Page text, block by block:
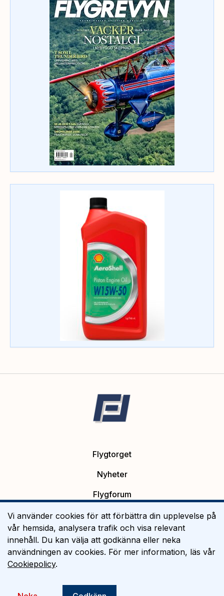
Flygtorget
Nyheter
Flygforum
Platsannonser
Flygutbildning
Om Flygtorget
Vi använder cookies för att förbättra din upplevelse på
vår hemsida, analysera trafik och visa relevant
innehåll. Du kan välja att godkänna eller neka
användningen av cookies. För mer information, läs vår
Cookiepolicy.